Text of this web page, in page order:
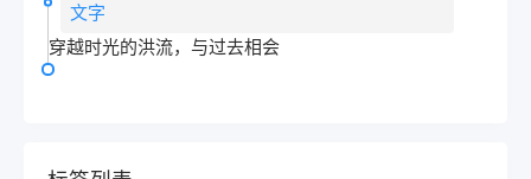
文字
穿越时光的洪流，与过去相会